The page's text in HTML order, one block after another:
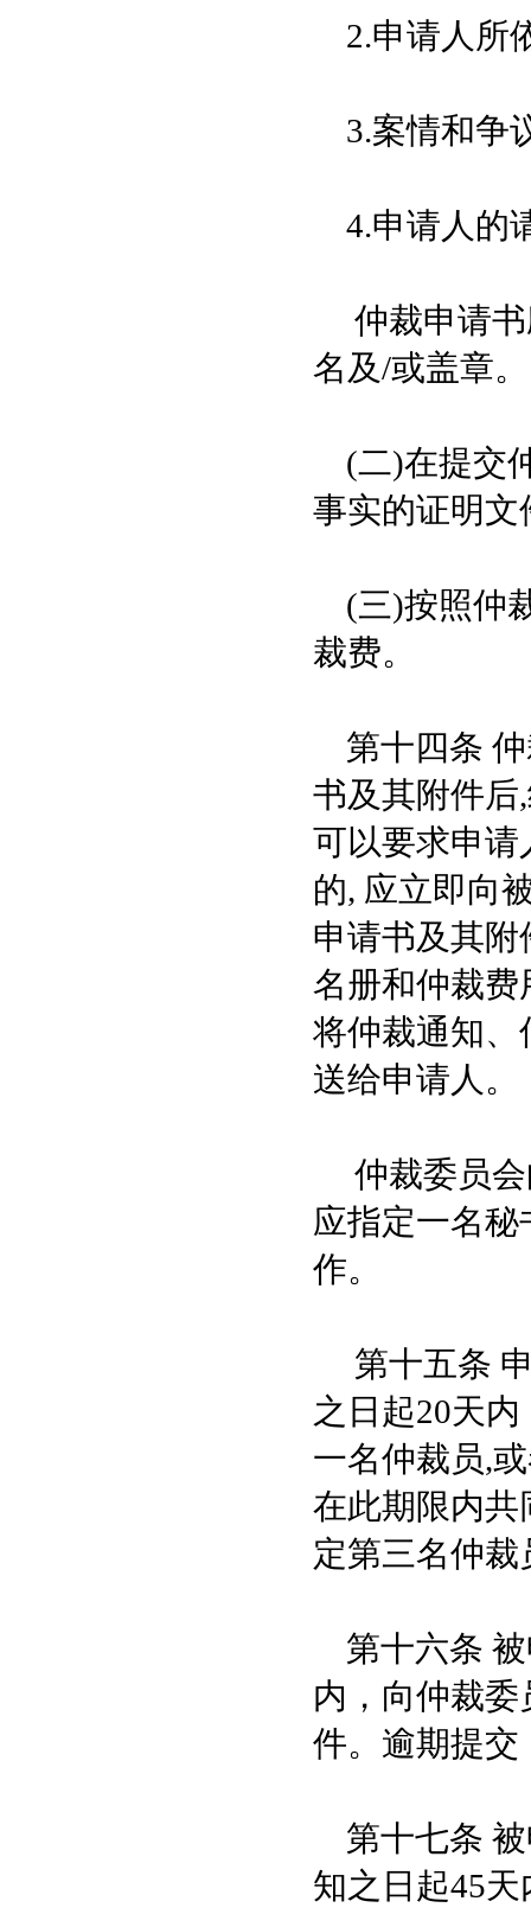
2.申请人所
3.案情和争
4.申请人的
仲裁申请书
名及/或盖章。
(二)在提交
事实的证明文
(三)按照仲
裁费。
第十四条 仲
书及其附件后
可以要求申请
的, 应立即向
申请书及其
名册和仲裁费
将仲裁通知、
送给申请人。
仲裁委员会
应指定一名
作。
第十五条 申
之日起20天
一名仲裁员,
在此期限内共
定第三名仲
第十六条 被
内，向仲裁
件。逾期提交
第十七条 被
知之日起45